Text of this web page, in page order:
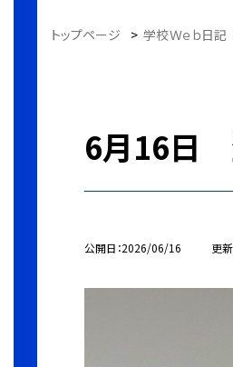
トップページ > 学校Ｗｅｂ日記
6月16日
公開日 2026/06/16 更